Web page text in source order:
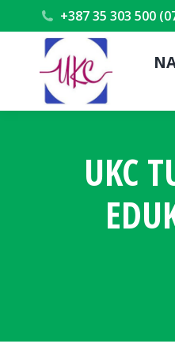
+387 35 303 500
UKC